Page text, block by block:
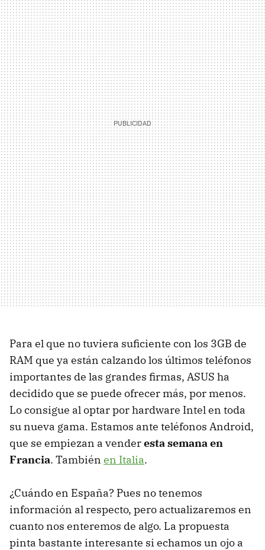
Para el que no tuviera suficiente con los 3GB de
RAM que ya están calzando los últimos teléfonos
importantes de las grandes firmas, ASUS ha
decidido que se puede ofrecer más, por menos.
Lo consigue al optar por hardware Intel en toda
su nueva gama. Estamos ante teléfonos Android,
que se empiezan a venderesta semana en
Francia. También en Italia.
¿Cuándo en España? Pues no tenemos
información al respecto, pero actualizaremos en
cuanto nos enteremos de algo. La propuesta
pinta bastante interesante si echamos un ojo a